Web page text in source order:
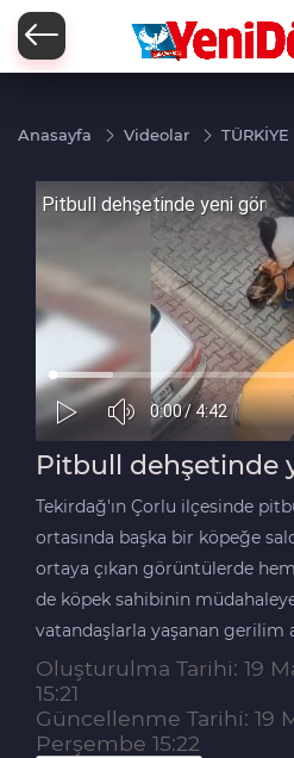
Anasayfa Videolar
Pitbull dehşetinde
Tekirdağ'ın Çorlu ilçesinde
ortasında başka bir köpeğe
ortaya çıkan görüntülerde
de köpek sahibinin
vatandaşlarla yaşanan gerilim
Oluşturulma Tarihi: 19
15:21
Güncellenme Tarihi: 19
Perşembe 15:22